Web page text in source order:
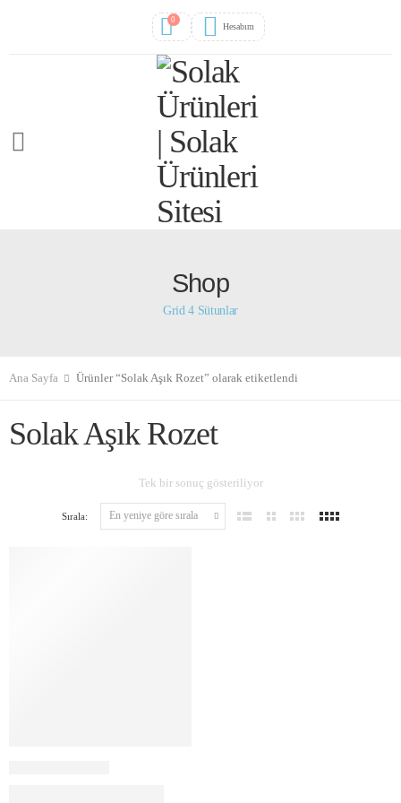
0
Hesabım
Shop
Grid 4 Sütunlar
Ana Sayfa Ürünler “Solak Aşık Rozet” olarak etiketlendi
Solak Aşık Rozet
Tek bir sonuç gösteriliyor
Sırala: